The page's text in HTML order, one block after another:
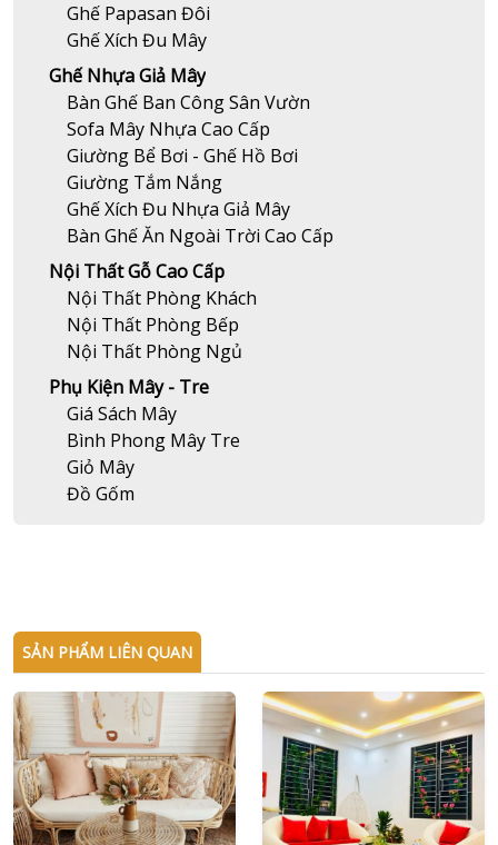
Ghế Papasan Đôi
Ghế Xích Đu Mây
Ghế Nhựa Giả Mây
Bàn Ghế Ban Công Sân Vườn
Sofa Mây Nhựa Cao Cấp
Giường Bể Bơi - Ghế Hồ Bơi
Giường Tắm Nắng
Ghế Xích Đu Nhựa Giả Mây
Bàn Ghế Ăn Ngoài Trời Cao Cấp
Nội Thất Gỗ Cao Cấp
Nội Thất Phòng Khách
Nội Thất Phòng Bếp
Nội Thất Phòng Ngủ
Phụ Kiện Mây - Tre
Giá Sách Mây
Bình Phong Mây Tre
Giỏ Mây
Đồ Gốm
SẢN PHẨM LIÊN QUAN